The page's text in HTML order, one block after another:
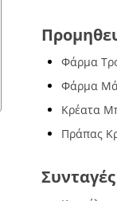
Φάρμα
Φάρμα
Κρέατα
Πράπας
Συνταγές